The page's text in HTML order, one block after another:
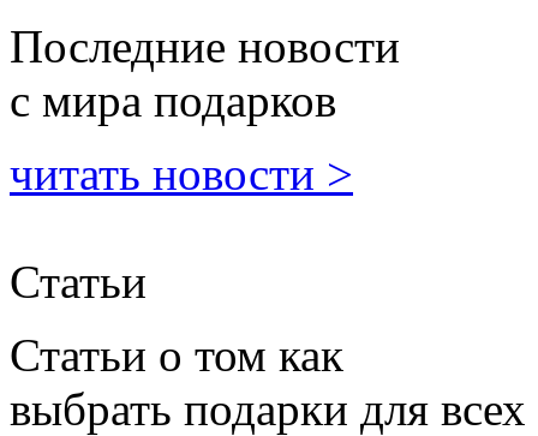
Последние новости
с мира подарков
читать новости >
Статьи
Статьи о том как
выбрать подарки для всех